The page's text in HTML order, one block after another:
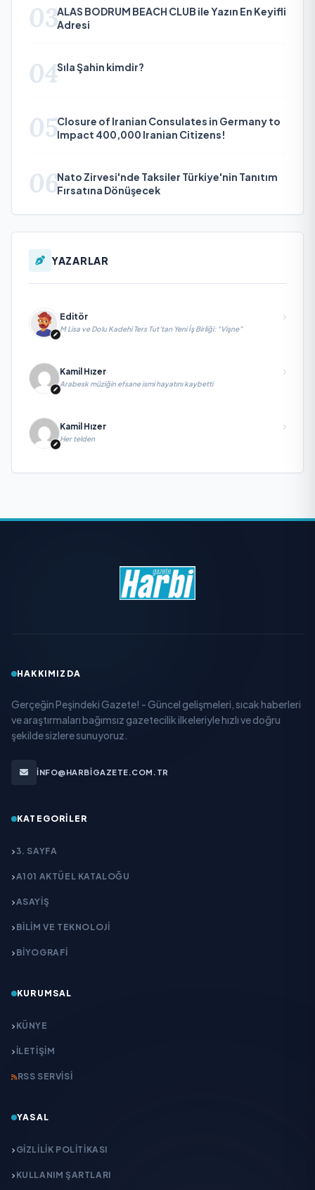
03ALAS BODRUM BEACH CLUB ile Yazın En Keyifli
Adresi
04Sıla Şahin kimdir?
05Closure of Iranian Consulates in Germany to
Impact 400,000 Iranian Citizens!
06Nato Zirvesi'nde Taksiler Türkiye'nin Tanıtım
Fırsatına Dönüşecek
YAZARLAR
Editör
M Lisa ve Dolu Kadehi Ters Tut’tan Yeni İş Birliği: “Vişne”
Kamil Hızer
Arabesk müziğin efsane ismi hayatını kaybetti
Kamil Hızer
Her telden
HAKKIMIZDA
Gerçeğin Peşindeki Gazete! - Güncel gelişmeleri, sıcak haberleri
ve araştırmaları bağımsız gazetecilik ilkeleriyle hızlı ve doğru
şekilde sizlere sunuyoruz.
INFO@HARBIGAZETE.COM.TR
KATEGORILER
3. SAYFA
A101 AKTÜEL KATALOĞU
ASAYİŞ
BİLİM VE TEKNOLOJİ
BİYOGRAFİ
KURUMSAL
KÜNYE
İLETIŞIM
RSS SERVISI
YASAL
GIZLILIK POLITIKASI
KULLANIM ŞARTLARI